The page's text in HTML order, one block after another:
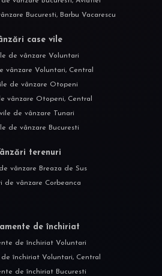
Bucuresti, Barbu Vacarescu
case vile
de vânzare Voluntari
vânzare Voluntari, Central
de vânzare Otopeni
vânzare Otopeni, Central
de vânzare Tunari
de vânzare Bucuresti
terenuri
vânzare Breaza de Sus
de vânzare Corbeanca
de închiriat
de închiriat Voluntari
închiriat Voluntari, Central
de închiriat Bucuresti